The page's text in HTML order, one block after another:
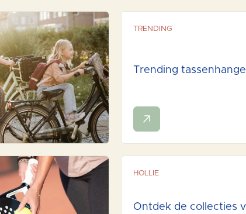
TRENDING
Trending
HOLLIE
Ontdek de collecties